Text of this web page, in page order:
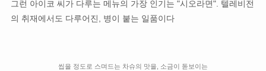
그런 아이코 씨가 다루는 메뉴의 가장 인기는 "시오라면". 텔레비전
의 취재에서도 ​​다루어진, 병이 붙는 일품이다
씹을 정도로 스며드는 차슈의 맛을, 소금이 돋보이는